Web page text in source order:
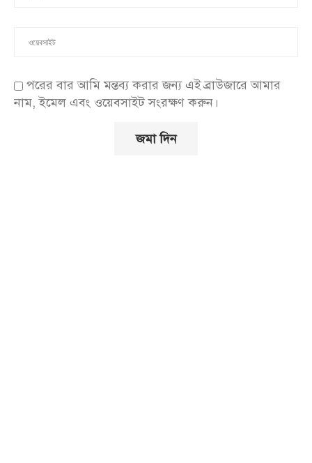
পরের বার আমি মন্তব্য করার জন্য এই ব্রাউজারে আমার
নাম, ইমেল এবং ওয়েবসাইট সংরক্ষণ করুন।